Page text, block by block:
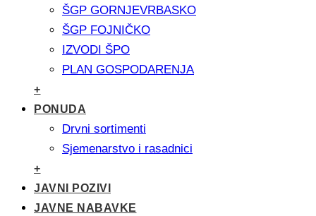
ŠGP GORNJEVRBASKO
ŠGP FOJNIČKO
IZVODI ŠPO
PLAN GOSPODARENJA
+
PONUDA
Drvni sortimenti
Sjemenarstvo i rasadnici
+
JAVNI POZIVI
JAVNE NABAVKE